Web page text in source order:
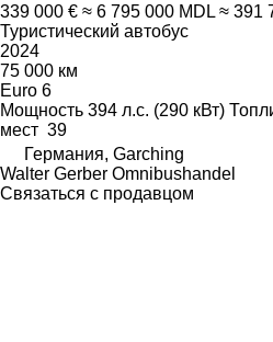
339 000 € ≈ 6 795 000 MDL ≈ 391
Туристический автобус
2024
75 000 км
Euro 6
Мощность 394 л.с. (290 кВт)
мест 39
Германия, Garching
Walter Gerber Omnibushandel
Связаться с продавцом